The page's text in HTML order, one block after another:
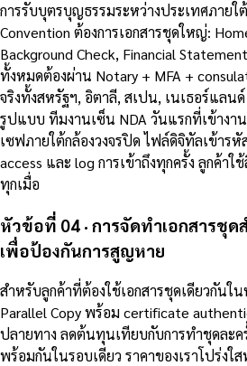
การรับบุตรบุญธรรมระหว่างประเทศภายใ
Convention ต้องการเอกสารชุดใหญ่:
Background Check, Financial
ทั้งหมดต้องผ่าน Notary + MFA +
จริงทั้งสหรัฐฯ, อิตาลี, สเปน, เนเธอร์แลน
รูปแบบ ทีมงานเซ็น NDA วันแรกที่เข้างา
เซฟภายใต้กล้องวงจรปิด ไฟล์ดิจิทัลเข้ารหั
access และ log การเข้าถึงทุกครั้ง ลูกค้าใ
ทุกเมื่อ
หัวข้อที่ 04 · การจัดทำเอกสารชุด
เพื่อป้องกันการสูญหาย
สำหรับลูกค้าที่ต้องใช้เอกสารชุดเดียวกันใ
Parallel Copy พร้อม certificate
ปลายทาง ลดต้นทุนเทียบกับการทำชุดละค
พร้อมกันในรอบเดียว ราคาของเราโปร่งใ